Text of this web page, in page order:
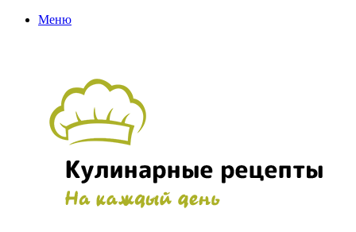
Меню